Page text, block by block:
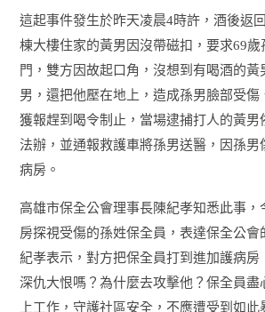
這起事件發生於昨天凌晨4時許，酒後返
棟大樓住家的黃男因沒帶磁扣，要求69歲
門，雙方因故起口角，沒想到有喝酒的黃
男，還把他壓在地上，造成孫男臉部受傷
獲報趕到喝令制止，當場逮捕打人的黃男
法辦，並通報救護車將孫男送醫，因孫男
病房。
高雄市保全公會理事長陳紀孝知悉此事，
房探視受傷的孫姓保全員，表達保全公會
紀孝表示，對方把保全員打到進加護病房
深仇大恨嗎？為什麼去攻擊他？保全員盡
上工作，守護社區安全，不應遭受到如